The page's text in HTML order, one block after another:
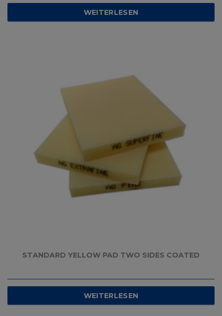
WEITERLESEN
STANDARD YELLOW PAD TWO SIDES COATED
WEITERLESEN